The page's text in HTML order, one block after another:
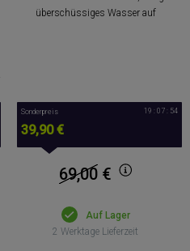
überschüssiges Wasser auf
Sonderpreis
39,90 €
19 : 07 : 53
69,00€
Auf Lager
2 Werktage Lieferzeit